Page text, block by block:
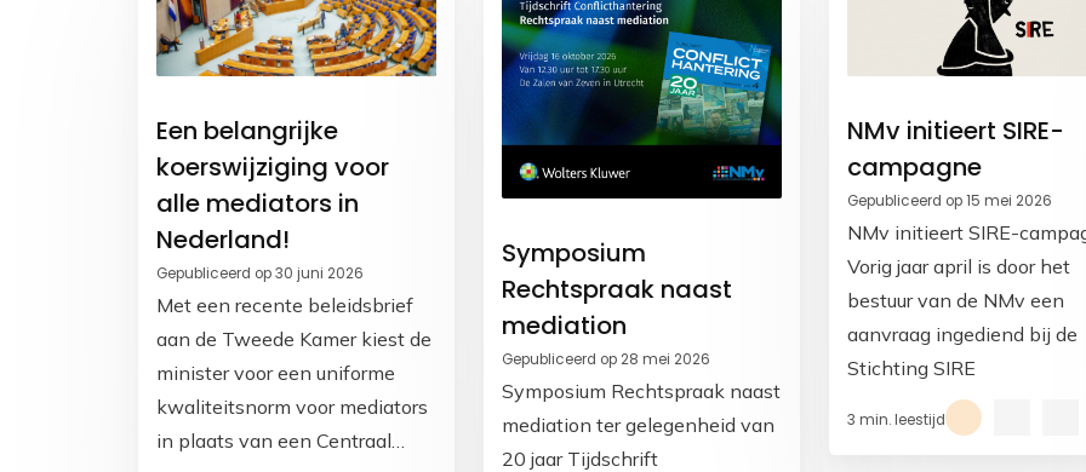
Een belangrijke
koerswijziging voor
alle mediators in
Nederland!
Gepubliceerd op 30 juni 2026
Met een recente beleidsbrief
aan de Tweede Kamer kiest de
minister voor een uniforme
kwaliteitsnorm voor mediators
in plaats van een Centraal
Symposium
Rechtspraak naast
mediation
Gepubliceerd op 28 mei 2026
Symposium Rechtspraak naast
mediation ter gelegenheid van
20 jaar Tijdschrift
NMv initieert SIRE-
campagne
Gepubliceerd op 15 mei 2026
NMv initieert SIRE-
Vorig jaar april is door het
bestuur van de NMv een
aanvraag ingediend bij de
Stichting SIRE
3 min. leestijd